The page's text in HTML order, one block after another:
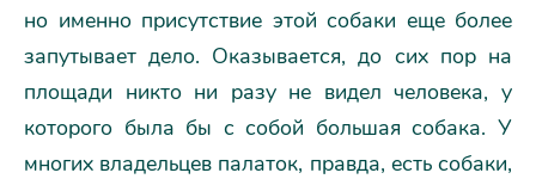
но именно присутствие этой собаки еще более
запутывает дело. Оказывается, до сих пор на
площади никто ни разу не видел человека, у
которого была бы с собой большая собака. У
многих владельцев палаток, правда, есть собаки,